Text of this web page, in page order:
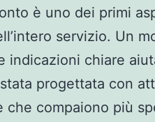
è uno dei primi
servizio. Un
indicazioni chiare
progettata con
che compaiono più